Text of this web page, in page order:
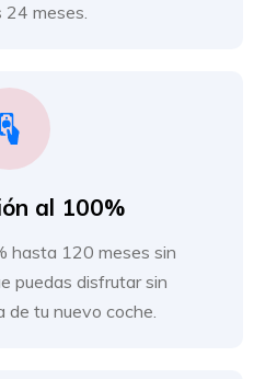
24 meses.
al 100%
hasta 120 meses sin
puedas disfrutar sin
de tu nuevo coche.